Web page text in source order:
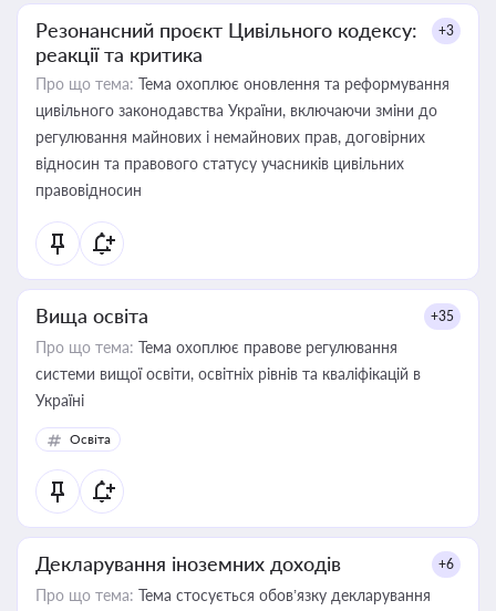
Резонансний проєкт Цивільного кодексу:
реакції та критика
+3
Про що тема: Тема охоплює оновлення та реформування
цивільного законодавства України, включаючи зміни до
регулювання майнових і немайнових прав, договірних
відносин та правового статусу учасників цивільних
правовідносин
Вища освіта +35
Про що тема: Тема охоплює правове регулювання
системи вищої освіти, освітніх рівнів та кваліфікацій в
Україні
Освіта
Декларування іноземних доходів +6
Про що тема: Тема стосується обов’язку декларування